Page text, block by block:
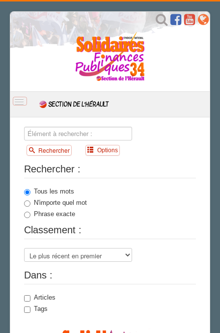
BASCULER
NAVIGATION
SECTION DE L’HÉRAULT
ACTUALITÉ
CSAL
CAP/Recours
FS SSCT
Action sociale
Archives
LE CRI DU LOUP
LA SECTION
AGENDA
Rechercher Options
Rechercher :
Tous les mots
N'importe quel mot
Phrase exacte
Classement :
Dans :
Articles
Tags